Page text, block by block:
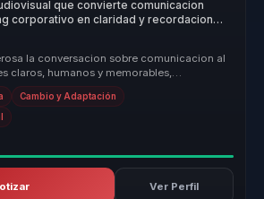
que convierte comunicacion
corporativo en claridad y recordacion
la conversacion sobre comunicacion al
claros, humanos y memorables,
Cambio y Adaptación
Ver Perfil